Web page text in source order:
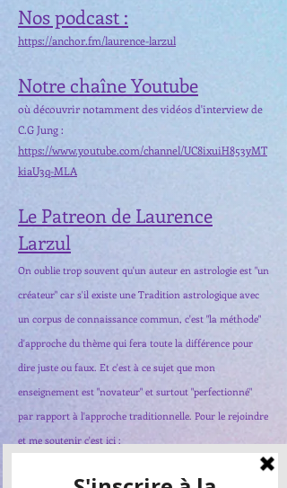
Nos podcast :
https://anchor.fm/laurence-larzul
Notre chaîne Youtube
où découvrir notamment des vidéos d'interview de
C.G Jung :
https://www.youtube.com/channel/UC8ixuiH853yMT
kiaU3q-MLA
Le Patreon de Laurence
Larzul
On oublie trop souvent qu'un auteur en astrologie est "un
créateur" car s'il existe une Tradition astrologique avec
un corpus de connaissance commun, c'est "la méthode"
d'approche du thème qui fera toute la différence pour
dire juste ou faux. Et c'est à ce sujet que mon
enseignement est "novateur" et surtout "perfectionné"
par rapport à l'approche traditionnelle. Pour le rejoindre
et me soutenir c'est ici :
https://www.patreon.com/Lemilieuduciel_LaurenceLarzul